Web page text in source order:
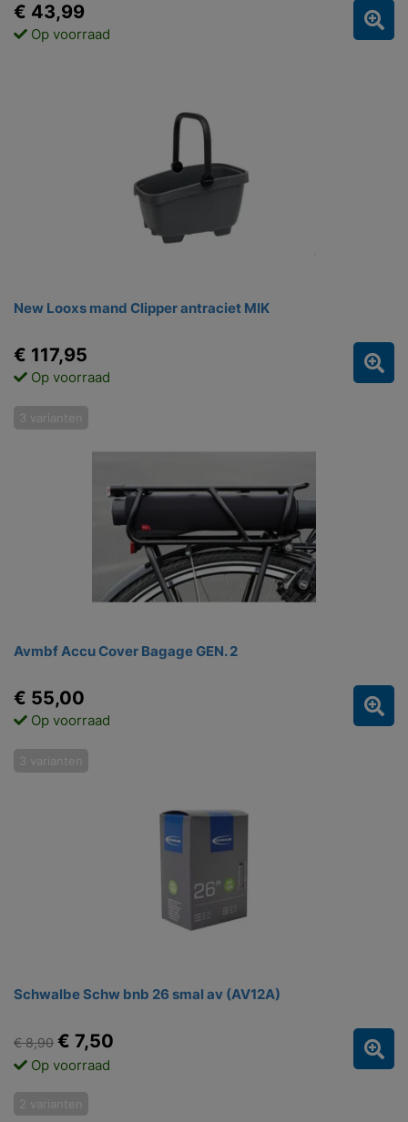
€ 43,99
Op voorraad
New Looxs mand Clipper antraciet MIK
€ 117,95
Op voorraad
Avmbf Accu Cover Bagage GEN. 2
3 varianten
€ 55,00
Op voorraad
Schwalbe Schw bnb 26 smal av (AV12A)
3 varianten
€ 8,90 € 7,50
Op voorraad
2 varianten